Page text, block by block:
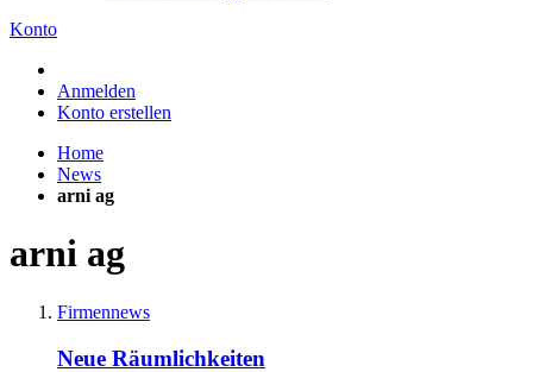
Konto
Anmelden
Konto erstellen
Home
News
arni ag
arni ag
Firmennews
Neue Räumlichkeiten